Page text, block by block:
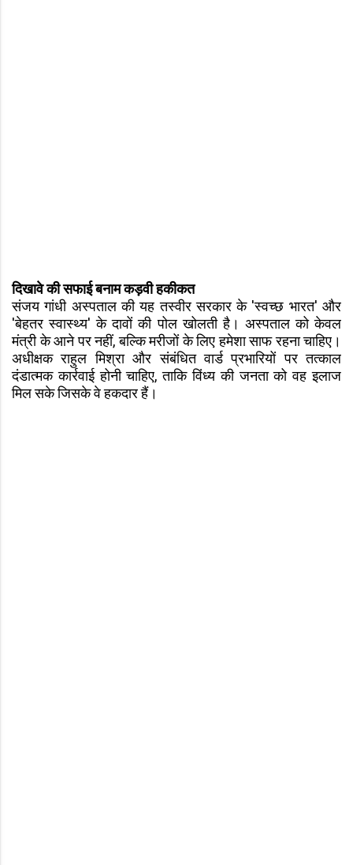
दिखावे की सफाई बनाम कड़वी हकीकत
संजय गांधी अस्पताल की यह तस्वीर सरकार के 'स्वच्छ भारत' और
'बेहतर स्वास्थ्य' के दावों की पोल खोलती है। अस्पताल को केवल
मंत्री के आने पर नहीं, बल्कि मरीजों के लिए हमेशा साफ रहना चाहिए।
अधीक्षक राहुल मिश्रा और संबंधित वार्ड प्रभारियों पर तत्काल
दंडात्मक कार्रवाई होनी चाहिए, ताकि विंध्य की जनता को वह इलाज
मिल सके जिसके वे हकदार हैं।